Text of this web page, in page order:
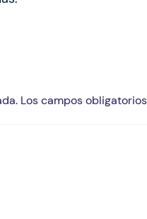
Los campos